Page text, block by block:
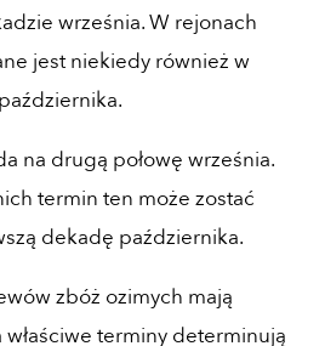
września. W rejonach
jest niekiedy również w
na drugą połowę września.
termin ten może zostać
dekadę października.
zbóż ozimych mają
terminy determinują